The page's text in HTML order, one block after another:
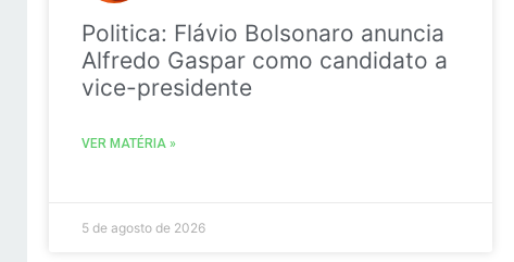
Politica: Flávio Bolsonaro anuncia
Alfredo Gaspar como candidato a
vice-presidente
VER MATÉRIA »
5 de agosto de 2026